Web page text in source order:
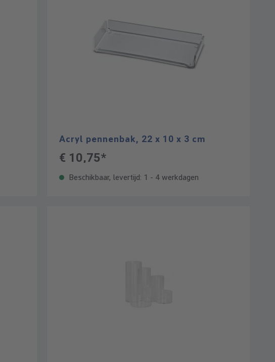
Acryl pennenbak, 22 x 10 x 3 cm
€ 10,75*
Beschikbaar, levertijd: 1 - 4 werkdagen